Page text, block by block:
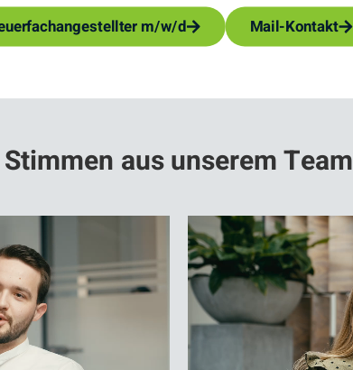
m/w/d Mail-Kontakt
Stimmen aus unserem Team